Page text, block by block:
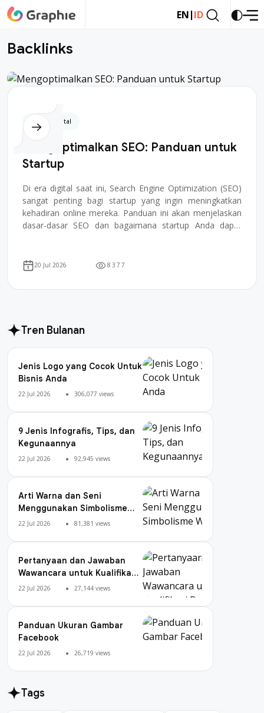
EN|ID
Backlinks
Bisnis Digital
Mengoptimalkan SEO: Panduan untuk
Startup
Di era digital saat ini, Search Engine Optimization (SEO)
sangat penting bagi startup yang ingin meningkatkan
kehadiran online mereka. Panduan ini akan menjelaskan
dasar-dasar SEO dan bagaimana startup Anda dapat
20 Jul 2026 8 3 7 7
Tren Bulanan
Jenis Logo yang Cocok Untuk
Bisnis Anda
22 Jul 2026 306,077 views
9 Jenis Infografis, Tips, dan
Kegunaannya
22 Jul 2026 92,945 views
Arti Warna dan Seni
Menggunakan Simbolisme
Warna
22 Jul 2026 81,381 views
Pertanyaan dan Jawaban
Wawancara untuk Kualifikasi
Digital Marketing
22 Jul 2026 27,144 views
Panduan Ukuran Gambar
Facebook
22 Jul 2026 26,719 views
Tags